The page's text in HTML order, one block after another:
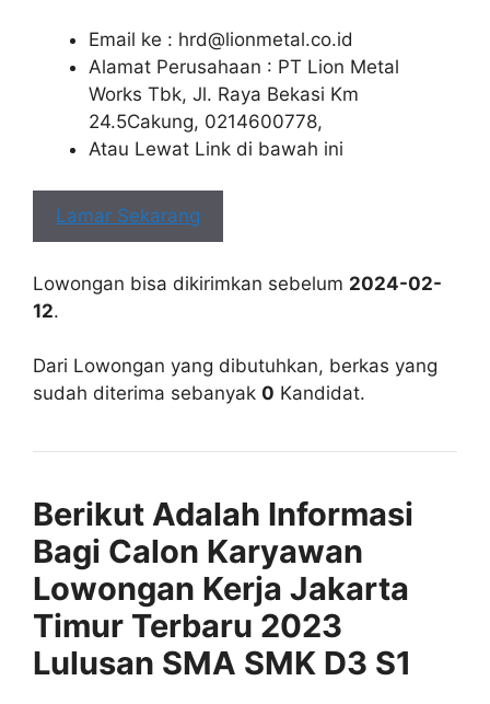
Email ke : hrd@lionmetal.co.id
Alamat Perusahaan : PT Lion Metal
Works Tbk, Jl. Raya Bekasi Km
24.5Cakung, 0214600778,
Atau Lewat Link di bawah ini
Lamar Sekarang
Lowongan bisa dikirimkan sebelum 2024-02-
12.
Dari Lowongan yang dibutuhkan, berkas yang
sudah diterima sebanyak 0 Kandidat.
Berikut Adalah Informasi
Bagi Calon Karyawan
Lowongan Kerja Jakarta
Timur Terbaru 2023
Lulusan SMA SMK D3 S1